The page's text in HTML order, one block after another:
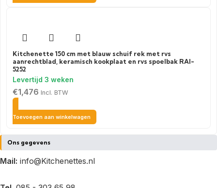
Kitchenette 150 cm met blauw schuif rek met rvs
aanrechtblad, keramisch kookplaat en rvs spoelbak RAI-
5252
€1,476 Incl. BTW
Toevoegen aan winkelwagen
Ons gegevens
Mail: info@Kitchenettes.nl